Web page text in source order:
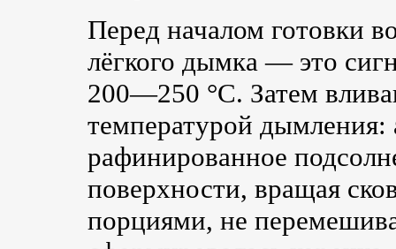
Перед началом готовки
лёгкого дымка — это
200—250 °C. Затем
температурой дымления:
рафинированное
поверхности, вращая
порциями, не